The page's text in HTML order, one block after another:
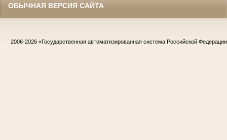
ОБЫЧНАЯ ВЕРСИЯ САЙТА
2006-2026 «Государственная автоматизированная система Российской